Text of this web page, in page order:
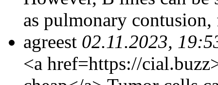
as pulmonary
agreest 02.11.2023,
<a href=https://